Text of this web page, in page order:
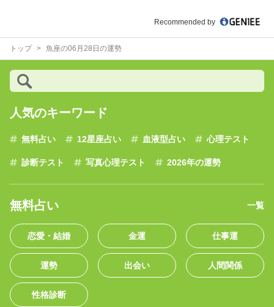
Recommended by
トップ 魚座の06月28日の運勢
人気のキーワード
無料占い 12星座占い 血液型占い 心理テスト
診断テスト 写真心理テスト 2026年の運勢
無料占い 一覧
恋愛・結婚 金運 仕事運
運勢 出会い 人間関係
性格診断